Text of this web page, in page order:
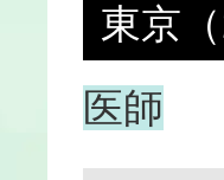
東京（
医師